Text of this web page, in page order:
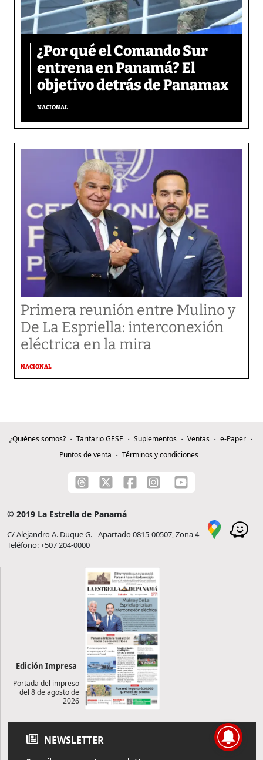
¿Por qué el Comando Sur
entrena en Panamá? El
objetivo detrás de Panamax
NACIONAL
Primera reunión entre Mulino y
De La Espriella: interconexión
eléctrica en la mira
NACIONAL
¿Quiénes somos? Tarifario GESE Suplementos Ventas
e-Paper
Puntos de venta
Términos y condiciones
© 2019 La Estrella de Panamá
C/ Alejandro A. Duque G. - Apartado 0815-00507, Zona 4
Teléfono: +507 204-0000
Edición Impresa
Portada del impreso
del 8 de agosto de
2026
NEWSLETTER